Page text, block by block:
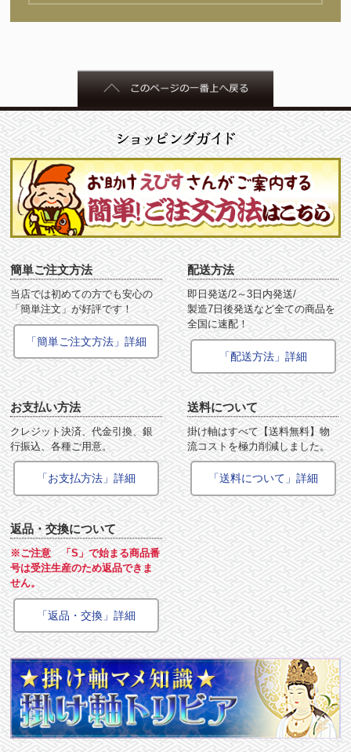
簡単ご注文方法
当店では初めての方でも安心の
「簡単注文」が好評です！
「簡単ご注文方法」詳細
配送方法
即日発送/2～3日内発送/
製造7日後発送など全ての商品を
全国に速配！
「配送方法」詳細
お支払い方法
クレジット決済、代金引換、銀
行振込、各種ご用意。
「お支払方法」詳細
送料について
掛け軸はすべて【送料無料】物
流コストを極力削減しました。
「送料について」詳細
返品・交換について
※ご注意 「S」で始まる商品番
号は受注生産のため返品できま
せん。
「返品・交換」詳細